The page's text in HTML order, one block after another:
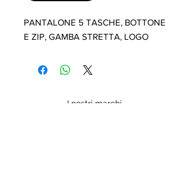
PANTALONE 5 TASCHE, BOTTONE
E ZIP, GAMBA STRETTA, LOGO
I nostri marchi